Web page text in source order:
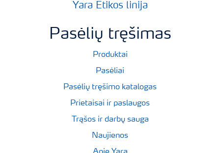
Yara Etikos linija
Pasėlių tręšimas
Produktai
Pasėliai
Pasėlių tręšimo katalogas
Prietaisai ir paslaugos
Trąšos ir darbų sauga
Naujienos